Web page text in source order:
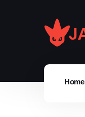
Home